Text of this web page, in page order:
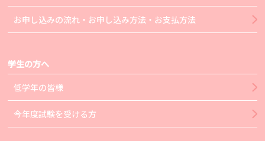
お申し込みの流れ・お申し込み方法・お支払方法
学生の方へ
低学年の皆様
今年度試験を受ける方